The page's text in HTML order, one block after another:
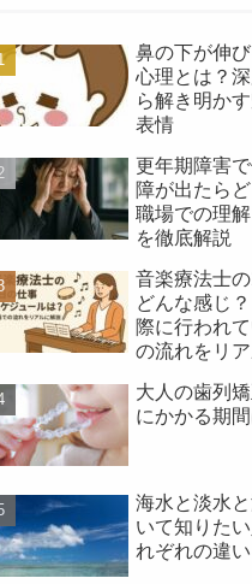
鼻の下が伸
心理とは？
ら解き明か
表情
更年期障害
障が出たら
職場での理
を徹底解説
音楽療法士
どんな感じ
際に行われ
の流れをリ
大人の歯列
にかかる期間
海水と淡水
いて知りた
れぞれの違